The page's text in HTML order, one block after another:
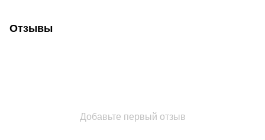
Отзывы
Добавьте первый отзыв